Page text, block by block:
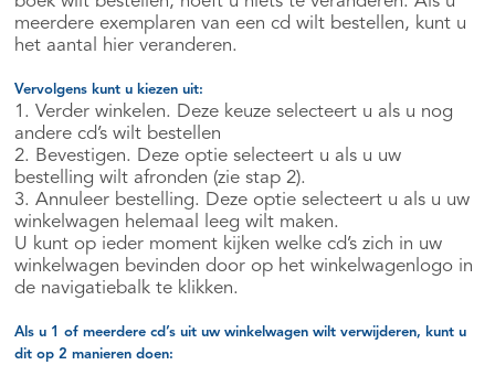
meerdere exemplaren van een cd wilt bestellen, kunt u
het aantal hier veranderen.
Vervolgens kunt u kiezen uit:
1. Verder winkelen. Deze keuze selecteert u als u nog
andere cd’s wilt bestellen
2. Bevestigen. Deze optie selecteert u als u uw
bestelling wilt afronden (zie stap 2).
3. Annuleer bestelling. Deze optie selecteert u als u uw
winkelwagen helemaal leeg wilt maken.
U kunt op ieder moment kijken welke cd’s zich in uw
winkelwagen bevinden door op het winkelwagenlogo in
de navigatiebalk te klikken.
Als u 1 of meerdere cd’s uit uw winkelwagen wilt verwijderen, kunt u
dit op 2 manieren doen: